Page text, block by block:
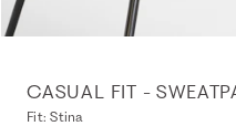
CASUAL FIT -
Fit: Stina